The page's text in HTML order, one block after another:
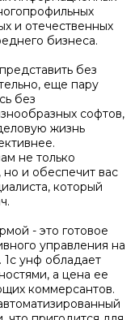
и отечественных
бизнеса.
без
еще пару
без
софтов,
жизнь
не только
но и обеспечит вас
который
- это готовое
управления на
унф обладает
а цена ее
коммерсантов.